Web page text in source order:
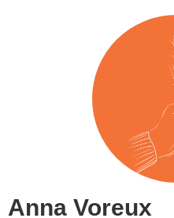
Anna Voreux